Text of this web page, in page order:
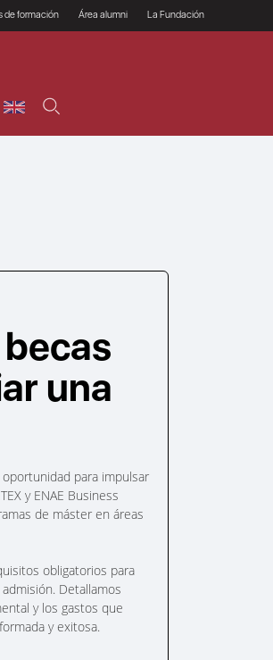
de formación Área alumni La Fundación
una
para impulsar
y ENAE Business
de máster en áreas
obligatorios para
Detallamos
y los gastos que
y exitosa.